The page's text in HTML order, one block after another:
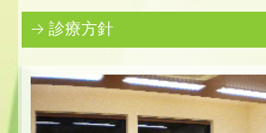
診療方針